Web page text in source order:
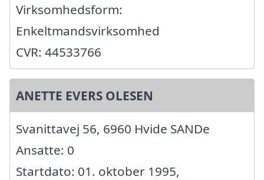
Virksomhedsform:
Enkeltmandsvirksomhed
CVR: 44533766
ANETTE EVERS OLESEN
Svanittavej 56, 6960 Hvide SANDe
Ansatte: 0
Startdato: 01. oktober 1995,